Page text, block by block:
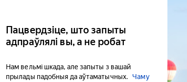
Пацвердзіце, што запыты
адпраўлялі вы, а не робат
Нам вельмі шкада, але запыты з вашай
прылады падобныя да аўтаматычных.
Чаму